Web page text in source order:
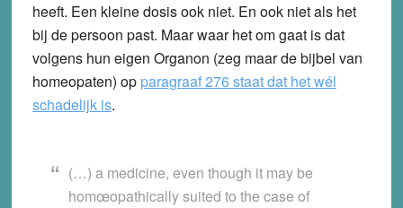
heeft. Een kleine dosis ook niet. En ook niet als het
bij de persoon past. Maar waar het om gaat is dat
volgens hun eigen Organon (zeg maar de bijbel van
homeopaten) op paragraaf 276 staat dat het wél
schadelijk is.
(…) a medicine, even though it may be
homœopathically suited to the case of